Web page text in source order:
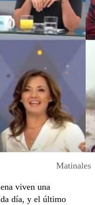
Matinales
viven una
día, y el último